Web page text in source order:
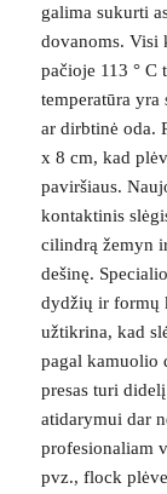
galima sukurti
dovanoms. Visi
pačioje 113 ° C
temperatūra yra
ar dirbtinė oda.
x 8 cm, kad
paviršiaus.
kontaktinis
cilindrą žemyn
dešinę.
dydžių ir formų
užtikrina, kad
pagal kamuolio
presas turi
atidarymui dar
profesionaliam
pvz., flock